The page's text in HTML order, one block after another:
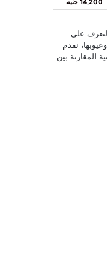
بلس N6
14,200 جنيه
علي
نقدم
المقارنة بين